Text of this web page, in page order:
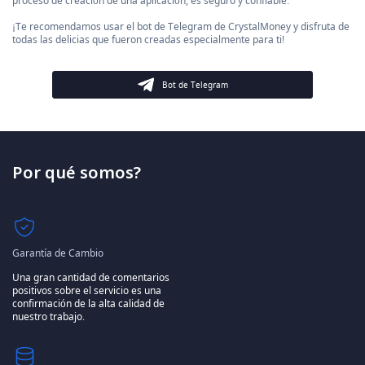
¡Te recomendamos usar el bot de Telegram de CrystalMoney y disfruta de
todas las delicias que fueron creadas especialmente para ti!
Bot de Telegram
Por qué somos?
Garantía de Cambio
Una gran cantidad de comentarios
positivos sobre el servicio es una
confirmación de la alta calidad de
nuestro trabajo.